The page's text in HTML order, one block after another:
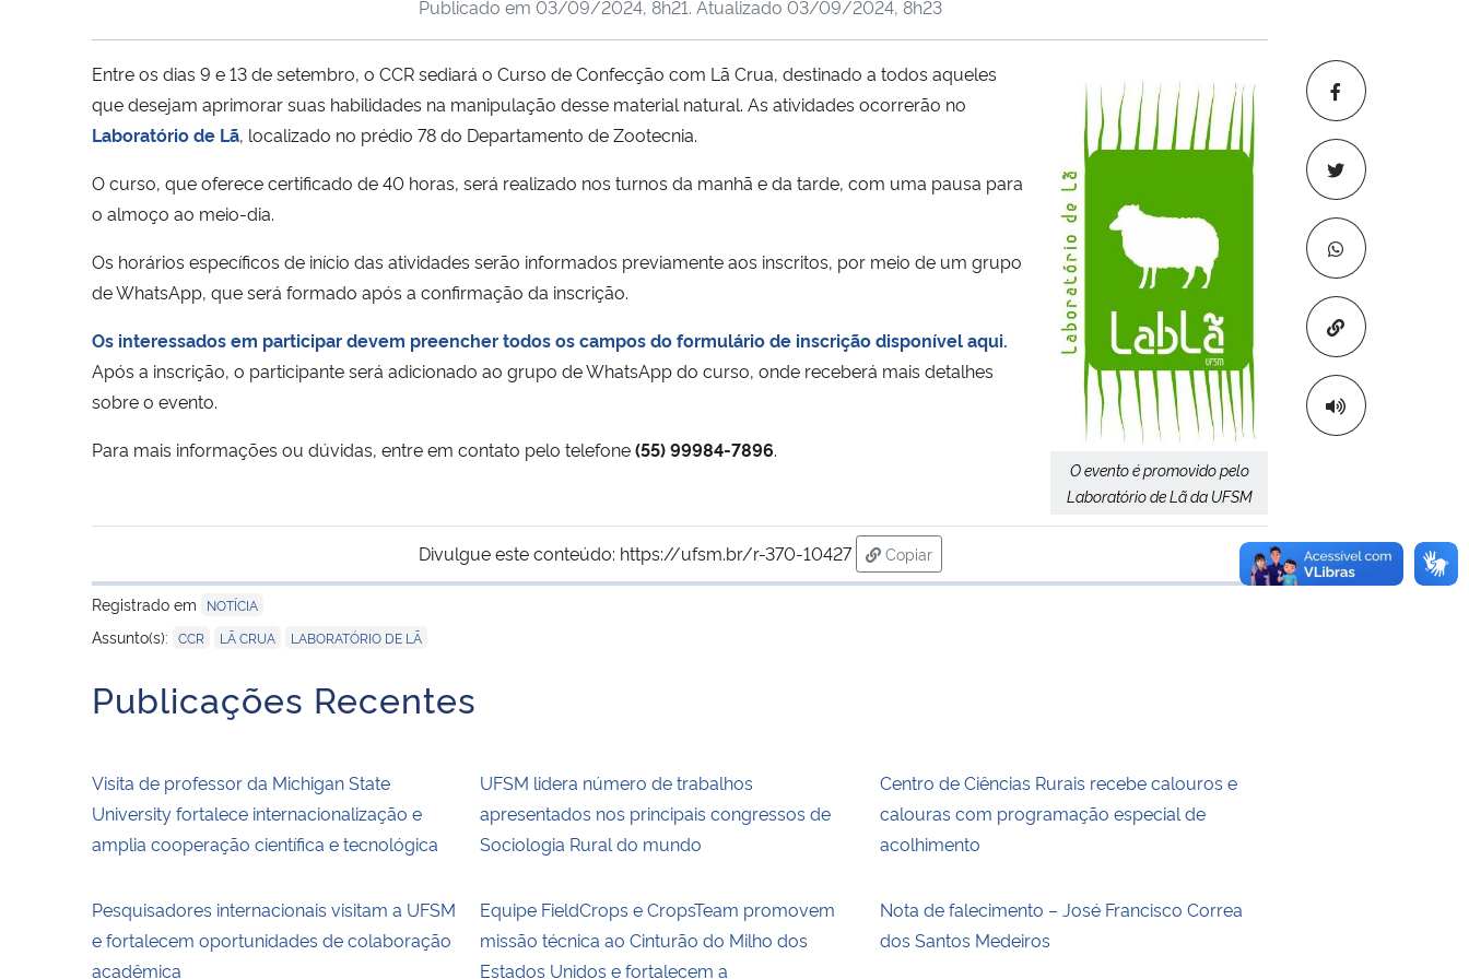
Copiar para
Publicado em 03/09/2024, 8h21. Atualizado 03/09/2024, 8h23
O evento é promovido pelo
Laboratório de Lã da UFSM
Entre os dias 9 e 13 de setembro, o CCR sediará o Curso de Confecção com Lã Crua, destinado a todos aqueles
que desejam aprimorar suas habilidades na manipulação desse material natural. As atividades ocorrerão no
Laboratório de Lã, localizado no prédio 78 do Departamento de Zootecnia.
O curso, que oferece certificado de 40 horas, será realizado nos turnos da manhã e da tarde, com uma pausa para
o almoço ao meio-dia.
Os horários específicos de início das atividades serão informados previamente aos inscritos, por meio de um grupo
de WhatsApp, que será formado após a confirmação da inscrição.
Os interessados em participar devem preencher todos os campos do formulário de inscrição disponível aqui.
Após a inscrição, o participante será adicionado ao grupo de WhatsApp do curso, onde receberá mais detalhes
sobre o evento.
Para mais informações ou dúvidas, entre em contato pelo telefone(55) 99984-7896.
Divulgue este conteúdo: https://ufsm.br/r-370-10427
Copiar
para área de transferência
Registrado em
NOTÍCIA
Assunto(s): CCR LÃ CRUA LABORATÓRIO DE LÃ
Publicações Recentes
Visita de professor da Michigan State
University fortalece internacionalização e
amplia cooperação científica e tecnológica
UFSM lidera número de trabalhos
apresentados nos principais congressos de
Sociologia Rural do mundo
Centro de Ciências Rurais recebe calouros e
calouras com programação especial de
acolhimento
Pesquisadores internacionais visitam a UFSM
e fortalecem oportunidades de colaboração
acadêmica
Equipe FieldCrops e CropsTeam promovem
missão técnica ao Cinturão do Milho dos
Estados Unidos e fortalecem a
Nota de falecimento – José Francisco Correa
dos Santos Medeiros